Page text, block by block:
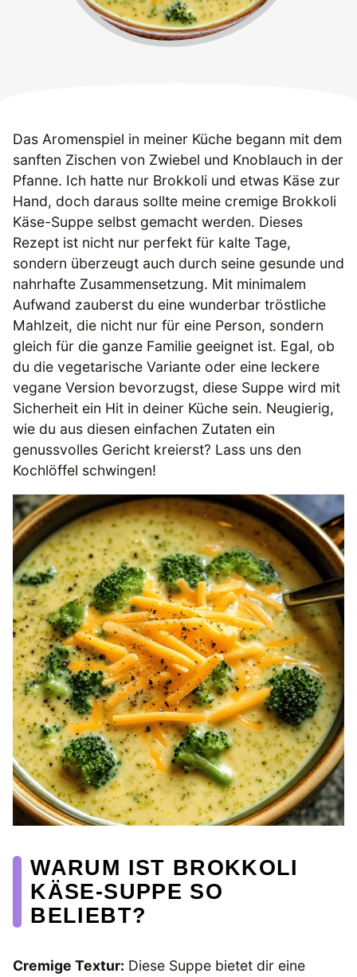
Das Aromenspiel in meiner Küche begann mit dem
sanften Zischen von Zwiebel und Knoblauch in der
Pfanne. Ich hatte nur Brokkoli und etwas Käse zur
Hand, doch daraus sollte meine cremige Brokkoli
Käse-Suppe selbst gemacht werden. Dieses
Rezept ist nicht nur perfekt für kalte Tage,
sondern überzeugt auch durch seine gesunde und
nahrhafte Zusammensetzung. Mit minimalem
Aufwand zauberst du eine wunderbar tröstliche
Mahlzeit, die nicht nur für eine Person, sondern
gleich für die ganze Familie geeignet ist. Egal, ob
du die vegetarische Variante oder eine leckere
vegane Version bevorzugst, diese Suppe wird mit
Sicherheit ein Hit in deiner Küche sein. Neugierig,
wie du aus diesen einfachen Zutaten ein
genussvolles Gericht kreierst? Lass uns den
Kochlöffel schwingen!
WARUM IST BROKKOLI
KÄSE-SUPPE SO
BELIEBT?
Cremige Textur: Diese Suppe bietet dir eine